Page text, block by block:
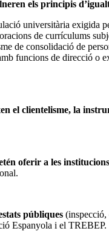
els principis
universitària exigida
de currículums
de consolidació de
funcions de direcció o
el clientelisme, la
oferir a les
públiques
Espanyola i el TREBEP.